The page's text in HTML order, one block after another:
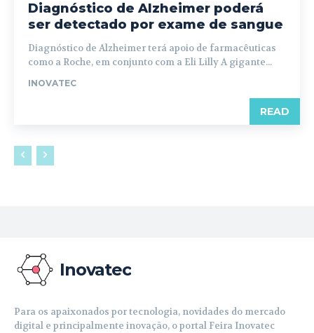
Diagnóstico de Alzheimer poderá
ser detectado por exame de sangue
Diagnóstico de Alzheimer terá apoio de farmacêuticas
como a Roche, em conjunto com a Eli Lilly A gigante...
INOVATEC
READ
Inovatec
Para os apaixonados por tecnologia, novidades do mercado
digital e principalmente inovação, o portal Feira Inovatec